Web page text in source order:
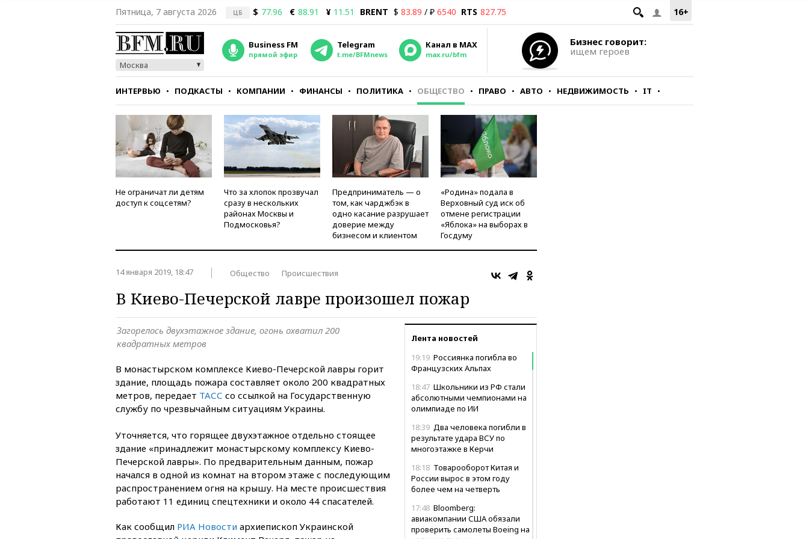
16+
Пятница, 7 августа 2026 ЦБ $ 77.96 € 88.91 ¥ 11.51 BRENT $ 83.89 / ₽ 6540 RTS 827.75
Москва
Business FM
прямой эфир
Telegram
t.me/BFMnews
Канал в MAX
max.ru/bfm
Бизнес говорит:
ищем героев
ИНТЕРВЬЮ ПОДКАСТЫ КОМПАНИИ ФИНАНСЫ ПОЛИТИКА ОБЩЕСТВО ПРАВО АВТО НЕДВИЖИМОСТЬ IT
СТИЛЬ ТЕСТЫ
Не ограничат ли детям
доступ к соцсетям?
Что за хлопок прозвучал
сразу в нескольких
районах Москвы и
Подмосковья?
Предприниматель — о
том, как чарджбэк в
одно касание разрушает
доверие между
бизнесом и клиентом
«Родина» подала в
Верховный суд иск об
отмене регистрации
«Яблока» на выборах в
Госдуму
14 января 2019, 18:47 Общество Происшествия
В Киево-Печерской лавре произошел пожар
Лента новостей
19:19 Россиянка погибла во
Французских Альпах
18:47 Школьники из РФ стали
абсолютными чемпионами на
олимпиаде по ИИ
18:39 Два человека погибли в
результате удара ВСУ по
многоэтажке в Керчи
18:18 Товарооборот Китая и
России вырос в этом году
более чем на четверть
17:48 Bloomberg:
авиакомпании США обязали
проверить самолеты Boeing на
Загорелось двухэтажное здание, огонь охватил 200
квадратных метров
В монастырском комплексе Киево-Печерской лавры горит
здание, площадь пожара составляет около 200 квадратных
метров, передает ТАСС со ссылкой на Государственную
службу по чрезвычайным ситуациям Украины.
Уточняется, что горящее двухэтажное отдельно стоящее
здание «принадлежит монастырскому комплексу Киево-
Печерской лавры». По предварительным данным, пожар
начался в одной из комнат на втором этаже с последующим
распространением огня на крышу. На месте происшествия
работают 11 единиц спецтехники и около 44 спасателей.
Как сообщил РИА Новости архиепископ Украинской